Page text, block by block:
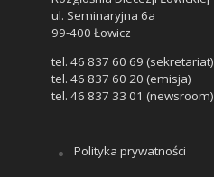
ul. Seminaryjna 6a
99-400 Łowicz
tel. 46 837 60 69 (sekretariat)
tel. 46 837 60 20 (emisja)
tel. 46 837 33 01 (newsroom)
Polityka prywatności